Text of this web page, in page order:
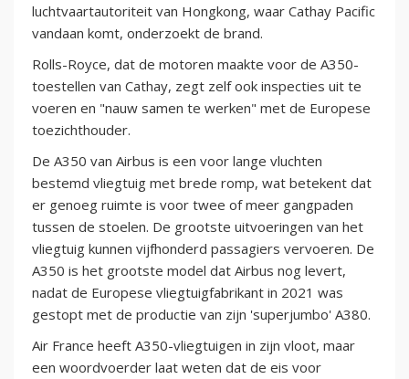
luchtvaartautoriteit van Hongkong, waar Cathay Pacific
vandaan komt, onderzoekt de brand.
Rolls-Royce, dat de motoren maakte voor de A350-
toestellen van Cathay, zegt zelf ook inspecties uit te
voeren en "nauw samen te werken" met de Europese
toezichthouder.
De A350 van Airbus is een voor lange vluchten
bestemd vliegtuig met brede romp, wat betekent dat
er genoeg ruimte is voor twee of meer gangpaden
tussen de stoelen. De grootste uitvoeringen van het
vliegtuig kunnen vijfhonderd passagiers vervoeren. De
A350 is het grootste model dat Airbus nog levert,
nadat de Europese vliegtuigfabrikant in 2021 was
gestopt met de productie van zijn 'superjumbo' A380.
Air France heeft A350-vliegtuigen in zijn vloot, maar
een woordvoerder laat weten dat de eis voor